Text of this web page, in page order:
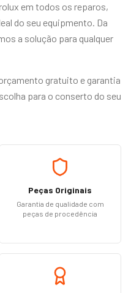
em todos os reparos,
do seu equipmento. Da
a solução para qualquer
gratuito e garantia
para o conserto do seu
Peças Originais
Garantia de qualidade com
peças de procedência